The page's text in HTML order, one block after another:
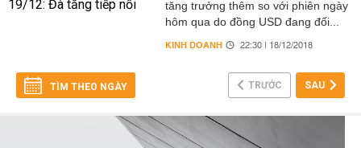
tăng trưởng thêm so với phiên ngày
hôm qua do đồng USD đang đối...
KINH DOANH 22:30 | 18/12/2018
TÌM THEO NGÀY TRƯỚC SAU